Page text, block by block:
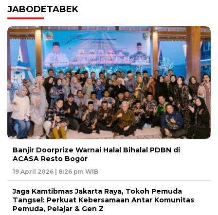
JABODETABEK
Banjir Doorprize Warnai Halal Bihalal PDBN di
ACASA Resto Bogor
19 April 2026 | 8:26 pm WIB
Jaga Kamtibmas Jakarta Raya, Tokoh Pemuda
Tangsel: Perkuat Kebersamaan Antar Komunitas
Pemuda, Pelajar & Gen Z